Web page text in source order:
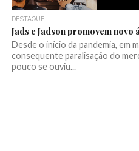
DESTAQUE
Jads e Jadson promovem novo
Desde o início da pandemia, em
consequente paralisação do
pouco se ouviu...